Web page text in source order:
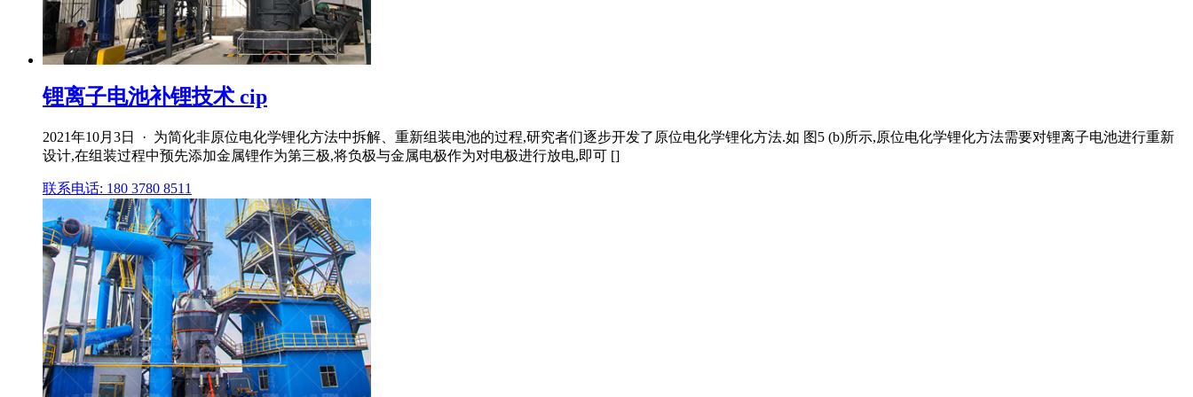
锂离子电池补锂技术 cip
2021年10月3日 · 为简化非原位电化学锂化方法中拆解、重新组装电池的过程,研究者们逐步开发了原位电化学锂化方法.如 图5 (b)所示,原位电化学锂化方法需要对锂离子电池进行重新
设计,在组装过程中预先添加金属锂作为第三极,将负极与金属电极作为对电极进行放电,即可 []
联系电话: 180 3780 8511